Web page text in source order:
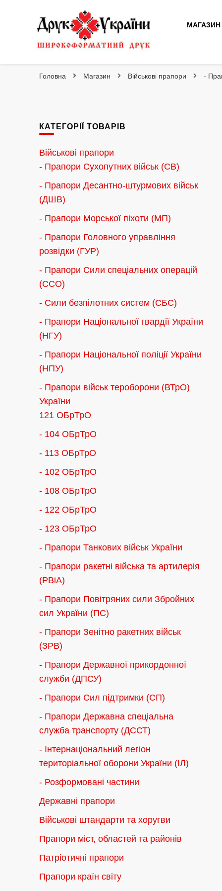
МАГАЗИН
Головна Магазин Військові прапори -
КАТЕГОРІЇ ТОВАРІВ
Військові прапори
- Прапори Сухопутних військ (СВ)
- Прапори Десантно-штурмових військ
(ДШВ)
- Прапори Морської піхоти (МП)
- Прапори Головного управління
розвідки (ГУР)
- Прапори Сили спеціальних операцій
(ССО)
- Сили безпілотних систем (СБС)
- Прапори Національної гвардії України
(НГУ)
- Прапори Національної поліції України
(НПУ)
- Прапори військ тероборони (ВТрО)
України
121 ОБрТрО
- 104 ОБрТрО
- 113 ОБрТрО
- 102 ОБрТрО
- 108 ОБрТрО
- 122 ОБрТрО
- 123 ОБрТрО
- Прапори Танкових військ України
- Прапори ракетні війська та артилерія
(РВіА)
- Прапори Повітряних сили Збройних
сил України (ПС)
- Прапори Зенітно ракетних військ
(ЗРВ)
- Прапори Державної прикордонної
служби (ДПСУ)
- Прапори Сил підтримки (СП)
- Прапори Державна спеціальна
служба транспорту (ДССТ)
- Інтернаціональний легіон
територіальної оборони України (ІЛ)
- Розформовані частини
Державні прапори
Військові штандарти та хоругви
Прапори міст, областей та районів
Патріотичні прапори
Прапори країн світу